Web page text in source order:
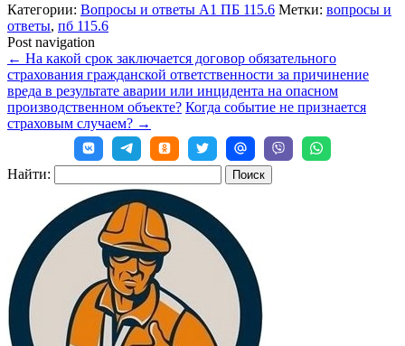
Категории: Вопросы и ответы А1 ПБ 115.6 Метки: вопросы и
ответы, пб 115.6
Post navigation
← На какой срок заключается договор обязательного
страхования гражданской ответственности за причинение
вреда в результате аварии или инцидента на опасном
производственном объекте? Когда событие не признается
страховым случаем? →
Найти: